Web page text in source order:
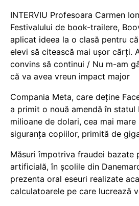
INTERVIU Profesoara Carmen
Festivalului de book-trailere,
aplicat ideea la o clasă pentru
elevi să citească mai ușor cărți.
convins să continui / Nu m-am
că va avea vreun impact major
Compania Meta, care deține
a primit o nouă amendă în statul
milioane de dolari, cea mai
siguranța copiilor, primită de
Măsuri împotriva fraudei bazate
artificială, în școlile din
prezenta oral eseuri realizate
calculatoarele pe care lucrează